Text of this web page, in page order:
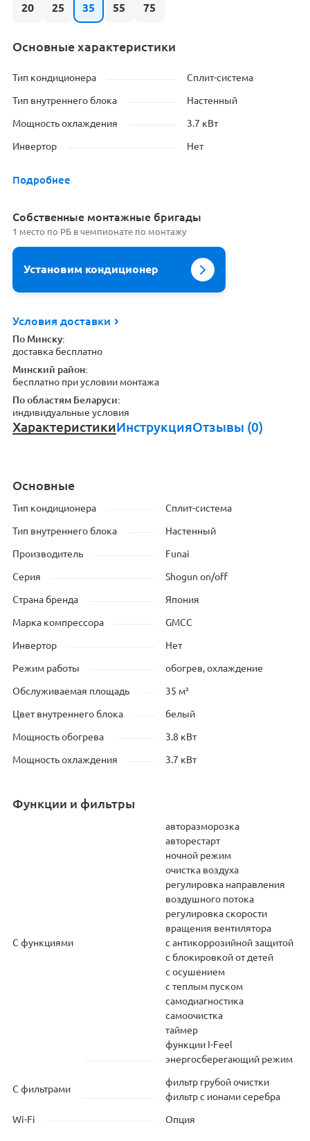
20 25 35 55 75
Основные характеристики
Тип кондиционера Сплит-система
Тип внутреннего блока Настенный
Мощность охлаждения 3.7 кВт
Инвертор Нет
Подробнее
Cобственные монтажные бригады
1 место по РБ в чемпионате по монтажу
Установим кондиционер
Условия доставки
По Минску:
доставка бесплатно
Минский район:
бесплатно при условии монтажа
По областям Беларуси:
индивидуальные условия
ХарактеристикиИнструкцияОтзывы (0)
Основные
Тип кондиционера Сплит-система
Тип внутреннего блока Настенный
Производитель Funai
Серия Shogun on/off
Страна бренда Япония
Марка компрессора GMCC
Инвертор Нет
Режим работы обогрев, охлаждение
Обслуживаемая площадь 35 м²
Цвет внутреннего блока белый
Мощность обогрева 3.8 кВт
Мощность охлаждения 3.7 кВт
Функции и фильтры
С функциями
авторазморозка
авторестарт
ночной режим
очистка воздуха
регулировка направления
воздушного потока
регулировка скорости
вращения вентилятора
с антикоррозийной защитой
с блокировкой от детей
с осушением
с теплым пуском
самодиагностика
самоочистка
таймер
функции I-Feel
энергосберегающий режим
С фильтрами
фильтр грубой очистки
фильтр с ионами серебра
Wi-Fi Опция